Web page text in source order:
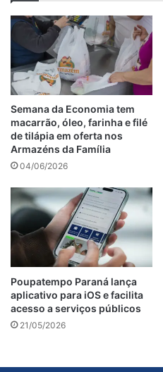
Semana da Economia tem
macarrão, óleo, farinha e filé
de tilápia em oferta nos
Armazéns da Família
04/06/2026
Poupatempo Paraná lança
aplicativo para iOS e facilita
acesso a serviços públicos
21/05/2026